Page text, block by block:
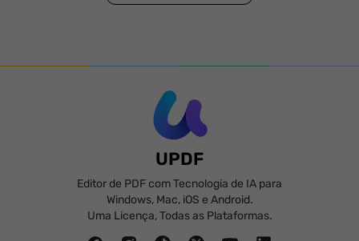
UPDF
Editor de PDF com Tecnologia de IA para
Windows, Mac, iOS e Android.
Uma Licença, Todas as Plataformas.